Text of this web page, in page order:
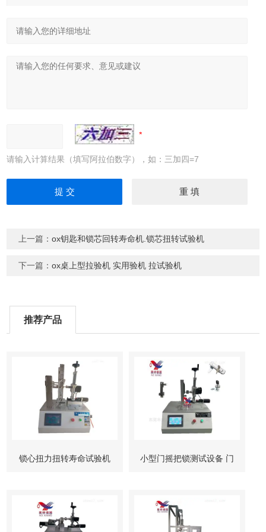
请输入计算结果（填写阿拉伯数字），如：三加四=7
上一篇：ox钥匙和锁芯回转寿命机.锁芯扭转试验机
下一篇：ox桌上型拉验机 实用验机 拉试验机
推荐产品
锁心扭力扭转寿命试验机 小型门摇把锁测试设备 门